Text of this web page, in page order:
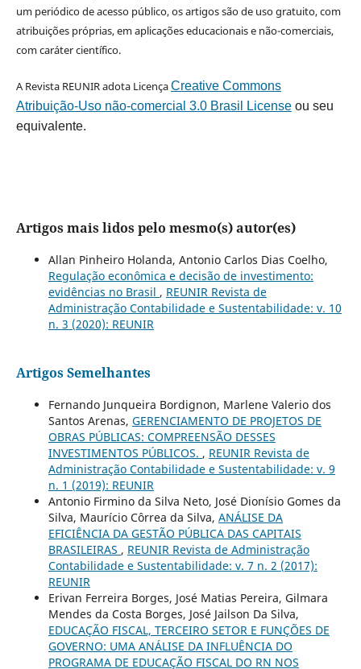
um periódico de acesso público, os artigos são de uso gratuito, com
atribuições próprias, em aplicações educacionais e não-comerciais,
com caráter científico.
A Revista REUNIR adota LicençaCreative Commons
Atribuição-Uso não-comercial 3.0 Brasil Licenseou seu
equivalente.
Artigos mais lidos pelo mesmo(s) autor(es)
Allan Pinheiro Holanda, Antonio Carlos Dias Coelho,
Regulação econômica e decisão de investimento:
evidências no Brasil , REUNIR Revista de
Administração Contabilidade e Sustentabilidade: v. 10
n. 3 (2020): REUNIR
Artigos Semelhantes
Fernando Junqueira Bordignon, Marlene Valerio dos
Santos Arenas, GERENCIAMENTO DE PROJETOS DE
OBRAS PÚBLICAS: COMPREENSÃO DESSES
INVESTIMENTOS PÚBLICOS. , REUNIR Revista de
Administração Contabilidade e Sustentabilidade: v. 9
n. 1 (2019): REUNIR
Antonio Firmino da Silva Neto, José Dionísio Gomes da
Silva, Maurício Côrrea da Silva, ANÁLISE DA
EFICIÊNCIA DA GESTÃO PÚBLICA DAS CAPITAIS
BRASILEIRAS , REUNIR Revista de Administração
Contabilidade e Sustentabilidade: v. 7 n. 2 (2017):
REUNIR
Erivan Ferreira Borges, José Matias Pereira, Gilmara
Mendes da Costa Borges, José Jailson Da Silva,
EDUCAÇÃO FISCAL, TERCEIRO SETOR E FUNÇÕES DE
GOVERNO: UMA ANÁLISE DA INFLUÊNCIA DO
PROGRAMA DE EDUCAÇÃO FISCAL DO RN NOS